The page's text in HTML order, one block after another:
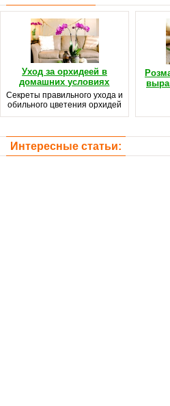
Уход за орхидеей в
домашних условиях
Секреты правильного ухода и
обильного цветения орхидей
Интересные статьи: